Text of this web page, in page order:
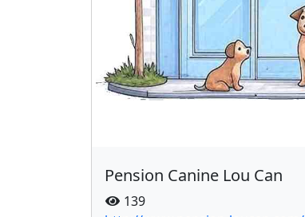
Pension Canine Lou Can
139